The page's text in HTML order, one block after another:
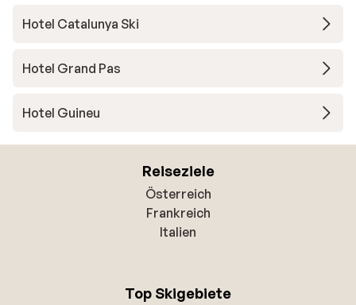
Hotel Catalunya Ski
Hotel Grand Pas
Hotel Guineu
Reiseziele
Österreich
Frankreich
Italien
Top Skigebiete